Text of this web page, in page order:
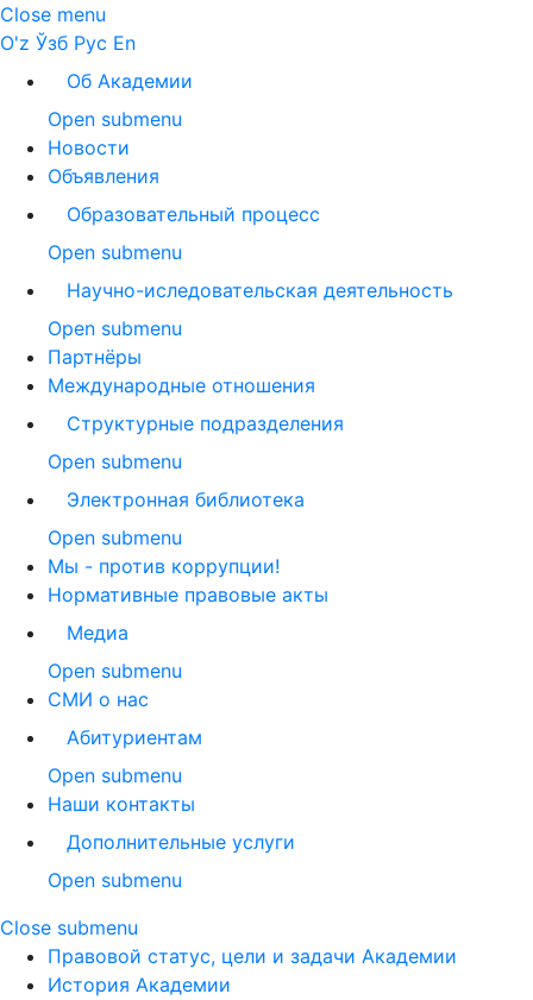
Close menu
O'z Ўзб Рус En
Об Академии
Open submenu
Новости
Объявления
Образовательный процесс
Open submenu
Научно-иследовательская деятельность
Open submenu
Партнёры
Международные отношения
Структурные подразделения
Open submenu
Электронная библиотека
Open submenu
Мы - против коррупции!
Нормативные правовые акты
Медиа
Open submenu
СМИ о нас
Абитуриентам
Open submenu
Наши контакты
Дополнительные услуги
Open submenu
Close submenu
Правовой статус, цели и задачи Академии
История Академии